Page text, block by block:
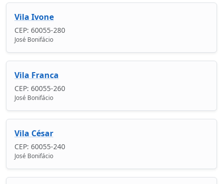
Vila Ivone
CEP: 60055-280
José Bonifácio
Vila Franca
CEP: 60055-260
José Bonifácio
Vila César
CEP: 60055-240
José Bonifácio